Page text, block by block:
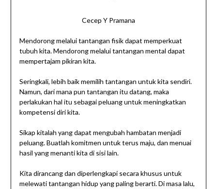
Cecep Y Pramana
Mendorong melalui tantangan fisik dapat memperkuat
tubuh kita. Mendorong melalui tantangan mental dapat
mempertajam pikiran kita.
Seringkali, lebih baik memilih tantangan untuk kita sendiri.
Namun, dari mana pun tantangan itu datang, maka
perlakukan hal itu sebagai peluang untuk meningkatkan
kompetensi diri kita.
Sikap kitalah yang dapat mengubah hambatan menjadi
peluang. Buatlah komitmen untuk terus maju, dan menuai
hasil yang menanti kita di sisi lain.
Kita dirancang dan diperlengkapi secara khusus untuk
melewati tantangan hidup yang paling berarti. Di masa lalu,